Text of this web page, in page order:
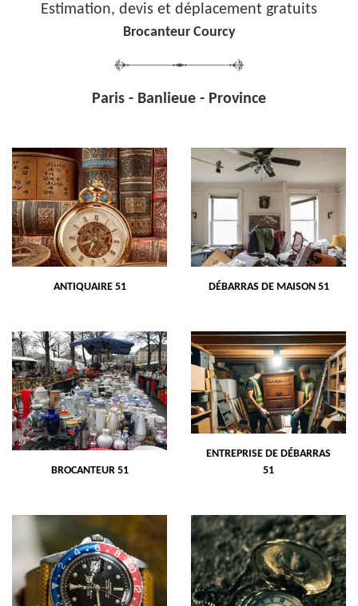
Estimation, devis et déplacement gratuits
Brocanteur Courcy
Paris - Banlieue - Province
ANTIQUAIRE 51 DÉBARRAS DE MAISON 51
BROCANTEUR 51
ENTREPRISE DE DÉBARRAS
51